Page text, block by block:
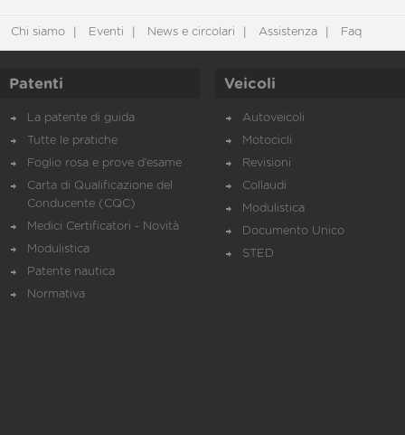
Chi siamo Eventi News e circolari Assistenza Faq
Patenti
La patente di guida
Tutte le pratiche
Foglio rosa e prove d’esame
Carta di Qualificazione del
Conducente (CQC)
Medici Certificatori - Novità
Modulistica
Patente nautica
Normativa
Veicoli
Autoveicoli
Motocicli
Revisioni
Collaudi
Modulistica
Documento Unico
STED